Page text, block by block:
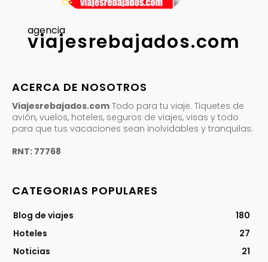
agencia
viajesrebajados.com
ACERCA DE NOSOTROS
Viajesrebajados.com Todo para tu viaje. Tiquetes de
avión, vuelos, hoteles, seguros de viajes, visas y todo
para que tus vacaciones sean inolvidables y tranquilas.
RNT: 77768
CATEGORIAS POPULARES
Blog de viajes
180
Hoteles
27
Noticias
21